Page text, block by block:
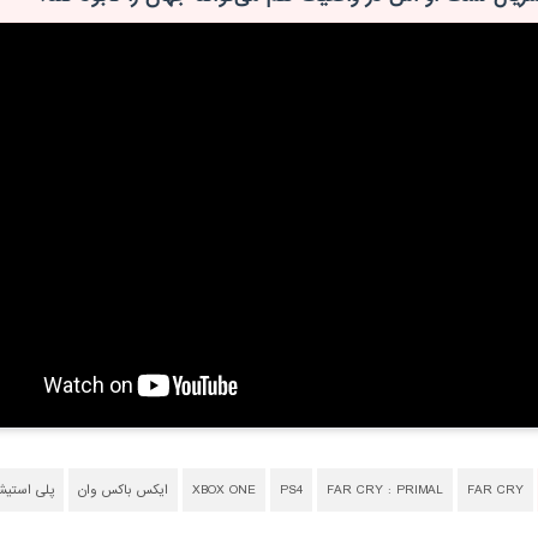
FAR CRY
FAR CRY : PRIMAL
PS4
XBOX ONE ایکس باکس وان پلی